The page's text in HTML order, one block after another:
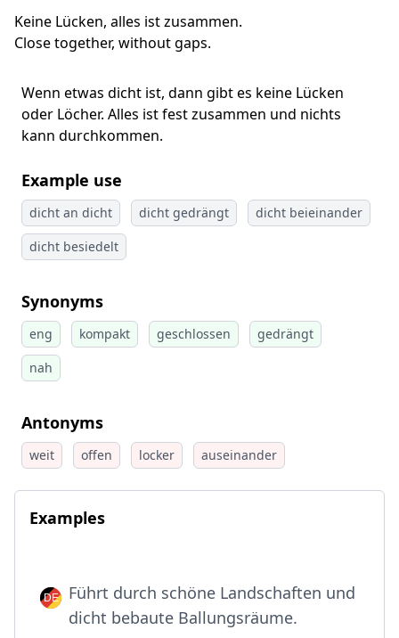
Keine Lücken, alles ist zusammen.
Close together, without gaps.
Wenn etwas dicht ist, dann gibt es keine Lücken
oder Löcher. Alles ist fest zusammen und nichts
kann durchkommen.
Example use
dicht an dicht dicht gedrängt
dicht beieinander
dicht besiedelt
Synonyms
eng kompakt geschlossen
gedrängt
nah
Antonyms
weit offen locker auseinander
Examples
Führt durch schöne Landschaften und
dicht bebaute Ballungsräume.